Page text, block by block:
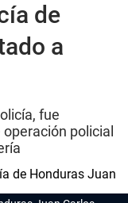
de
a
fue
policial